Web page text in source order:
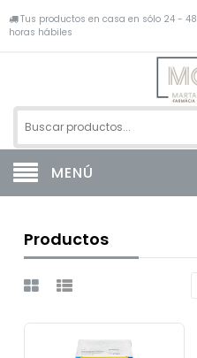
Tus productos en casa en sólo 24 - 48
horas hábiles
MENÚ
Productos